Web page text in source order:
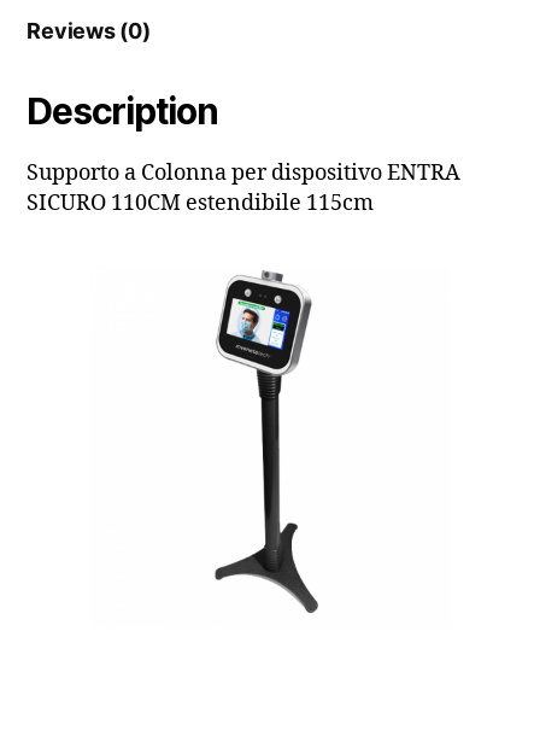
Reviews (0)
Description
Supporto a Colonna per dispositivo ENTRA
SICURO 110CM estendibile 115cm